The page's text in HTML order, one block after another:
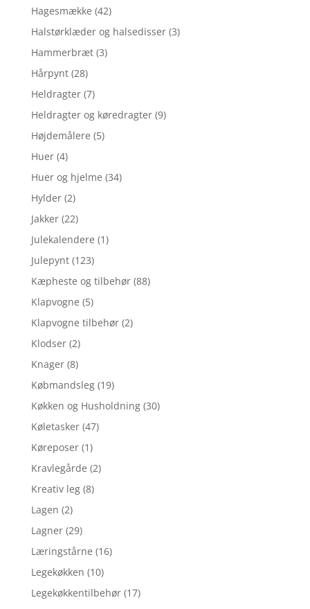
Hagesmække (42)
Halstørklæder og halsedisser (3)
Hammerbræt (3)
Hårpynt (28)
Heldragter (7)
Heldragter og køredragter (9)
Højdemålere (5)
Huer (4)
Huer og hjelme (34)
Hylder (2)
Jakker (22)
Julekalendere (1)
Julepynt (123)
Kæpheste og tilbehør (88)
Klapvogne (5)
Klapvogne tilbehør (2)
Klodser (2)
Knager (8)
Købmandsleg (19)
Køkken og Husholdning (30)
Køletasker (47)
Køreposer (1)
Kravlegårde (2)
Kreativ leg (8)
Lagen (2)
Lagner (29)
Læringstårne (16)
Legekøkken (10)
Legekøkkentilbehør (17)